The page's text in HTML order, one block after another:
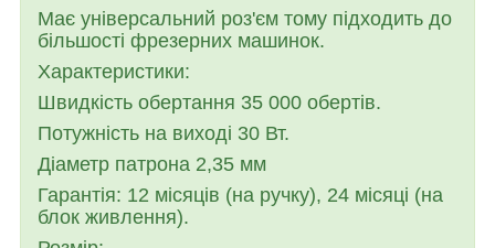
Має універсальний роз'єм тому підходить до
більшості фрезерних машинок.
Характеристики:
Швидкість обертання 35 000 обертів.
Потужність на виході 30 Вт.
Діаметр патрона 2,35 мм
Гарантія: 12 місяців (на ручку), 24 місяці (на
блок живлення).